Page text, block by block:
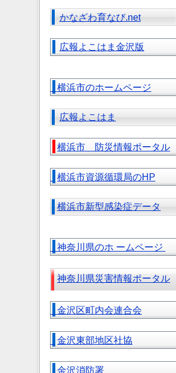
かなざわ育なび.net
広報よこはま金沢版
横浜市のホームページ
広報よこはま
横浜市 防災情報ポータル
横浜市資源循環局のHP
横浜市新型感染症データ
神奈川県のホ ームページ
神奈川県災害情報ポータル
金沢区町内会連合会
金沢東部地区社協
金沢消防署